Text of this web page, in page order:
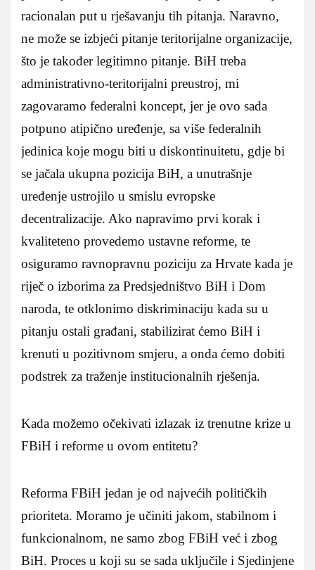
racionalan put u rješavanju tih pitanja. Naravno,
ne može se izbjeći pitanje teritorijalne organizacije,
što je također legitimno pitanje. BiH treba
administrativno-teritorijalni preustroj, mi
zagovaramo federalni koncept, jer je ovo sada
potpuno atipično uređenje, sa više federalnih
jedinica koje mogu biti u diskontinuitetu, gdje bi
se jačala ukupna pozicija BiH, a unutrašnje
uređenje ustrojilo u smislu evropske
decentralizacije. Ako napravimo prvi korak i
kvaliteteno provedemo ustavne reforme, te
osiguramo ravnopravnu poziciju za Hrvate kada je
riječ o izborima za Predsjedništvo BiH i Dom
naroda, te otklonimo diskriminaciju kada su u
pitanju ostali građani, stabilizirat ćemo BiH i
krenuti u pozitivnom smjeru, a onda ćemo dobiti
podstrek za traženje institucionalnih rješenja.
Kada možemo očekivati izlazak iz trenutne krize u
FBiH i reforme u ovom entitetu?
Reforma FBiH jedan je od najvećih političkih
prioriteta. Moramo je učiniti jakom, stabilnom i
funkcionalnom, ne samo zbog FBiH već i zbog
BiH. Proces u koji su se sada uključile i Sjedinjene